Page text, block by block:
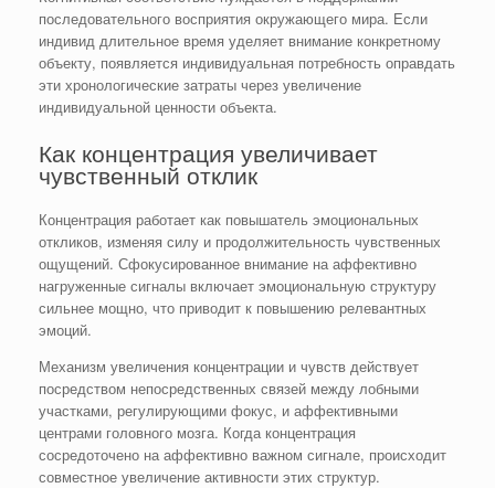
последовательного восприятия окружающего мира. Если
индивид длительное время уделяет внимание конкретному
объекту, появляется индивидуальная потребность оправдать
эти хронологические затраты через увеличение
индивидуальной ценности объекта.
Как концентрация увеличивает
чувственный отклик
Концентрация работает как повышатель эмоциональных
откликов, изменяя силу и продолжительность чувственных
ощущений. Сфокусированное внимание на аффективно
нагруженные сигналы включает эмоциональную структуру
сильнее мощно, что приводит к повышению релевантных
эмоций.
Механизм увеличения концентрации и чувств действует
посредством непосредственных связей между лобными
участками, регулирующими фокус, и аффективными
центрами головного мозга. Когда концентрация
сосредоточено на аффективно важном сигнале, происходит
совместное увеличение активности этих структур.